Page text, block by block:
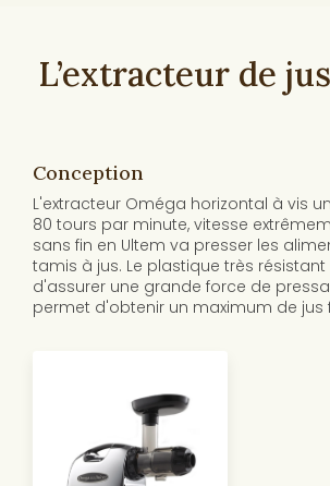
L’extracteur de
Conception
L'extracteur Oméga horizontal à vis
80 tours par minute, vitesse
sans fin en Ultem va presser les
tamis à jus. Le plastique très
d'assurer une grande force de
permet d'obtenir un maximum de jus